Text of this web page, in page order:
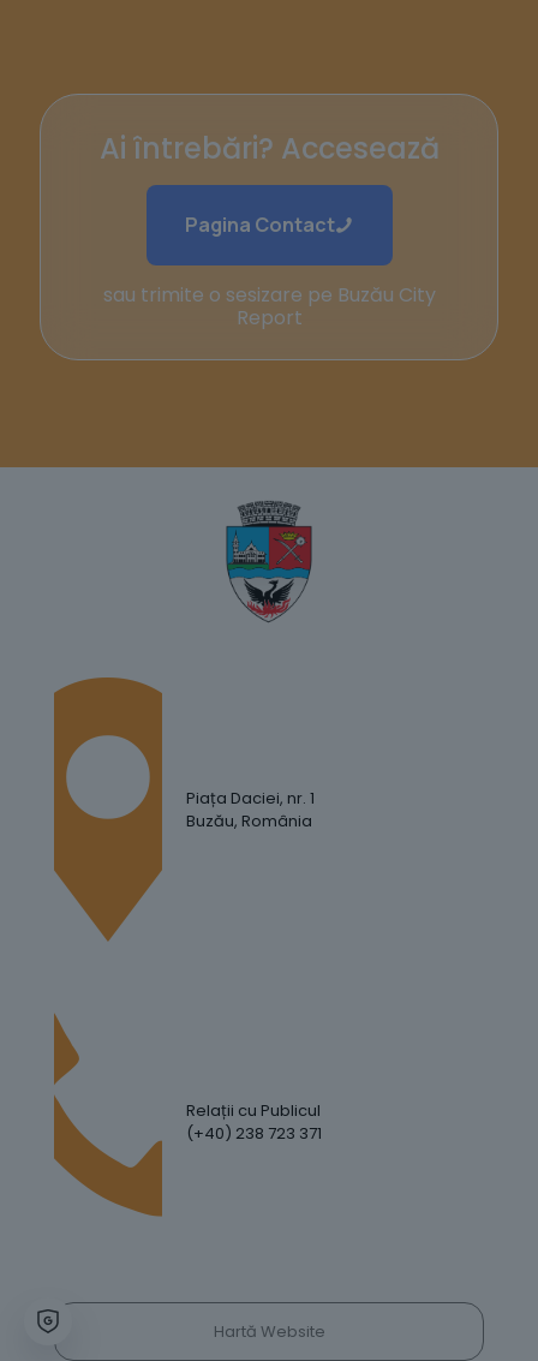
Ai întrebări? Accesează
Pagina Contact
sau trimite o sesizare pe Buzău City
Report
Piața Daciei, nr. 1
Buzău, România
Relații cu Publicul
(+40) 238 723 371
Hartă Website